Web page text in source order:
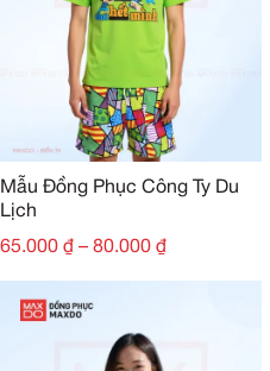
Mẫu Đồng Phục Công Ty Du
Lịch
65.000 ₫ – 80.000 ₫